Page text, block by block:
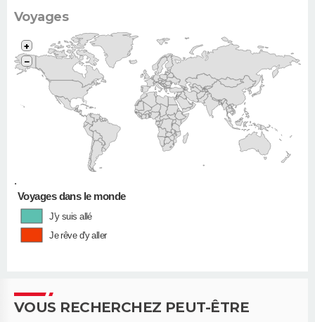
Voyages
•
+
−
Voyages dans le monde
J'y suis allé
Je rêve d'y aller
VOUS RECHERCHEZ PEUT-ÊTRE